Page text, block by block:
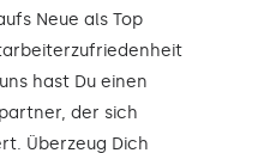
Neue als Top
hast Du einen
der sich
Überzeug Dich